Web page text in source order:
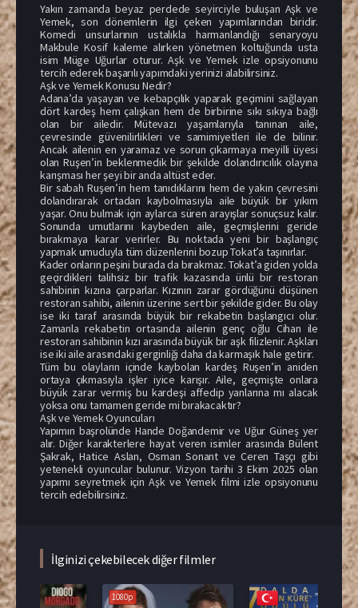
Yakın zamanda beyaz perdede seyirciyle buluşan Aşk ve
Yemek, son dönemlerin ilgi çeken yapımlarından biridir.
Komedi unsurlarının ustalıkla harmanlandığı senaryoyu
Makbule Kosif kaleme alırken yönetmen koltuğunda usta
isim Müge Uğurlar oturur. Aşk ve Yemek izle opsiyonunu
tercih ederek başarılı yapımdaki yerinizi alabilirsiniz.
Aşk ve Yemek Konusu Nedir?
Adana’da yaşayan ve kebapçılık yaparak geçimini sağlayan
dört kardeş hem çalışkan hem de birbirine sıkı sıkıya bağlı
olan bir ailedir. Mütevazı yaşamlarıyla tanınan aile,
çevresinde güvenilirlikleri ve samimiyetleri ile de bilinir.
Ancak ailenin en yaramaz ve sorun çıkarmaya meyilli üyesi
olan Ruşen’in beklenmedik bir şekilde dolandırıcılık olayına
karışması her şeyi bir anda altüst eder.
Bir sabah Ruşen’in hem tanıdıklarını hem de yakın çevresini
dolandırarak ortadan kaybolmasıyla aile büyük bir yıkım
yaşar. Onu bulmak için aylarca süren arayışlar sonuçsuz kalır.
Sonunda umutlarını kaybeden aile, geçmişlerini geride
bırakmaya karar verirler. Bu noktada yeni bir başlangıç
yapmak umuduyla tüm düzenlerini bozup Tokat’a taşınırlar.
Kader onların peşini burada da bırakmaz. Tokat’a giden yolda
geçirdikleri talihsiz bir trafik kazasında ünlü bir restoran
sahibinin kızına çarparlar. Kızının zarar gördüğünü düşünen
restoran sahibi, ailenin üzerine sert bir şekilde gider. Bu olay
ise iki taraf arasında büyük bir rekabetin başlangıcı olur.
Zamanla rekabetin ortasında ailenin genç oğlu Cihan ile
restoran sahibinin kızı arasında büyük bir aşk filizlenir. Aşkları
ise iki aile arasındaki gerginliği daha da karmaşık hale getirir.
Tüm bu olayların içinde kaybolan kardeş Ruşen’in aniden
ortaya çıkmasıyla işler iyice karışır. Aile, geçmişte onlara
büyük zarar vermiş bu kardeşi affedip yanlarına mı alacak
yoksa onu tamamen geride mi bırakacaktır?
Aşk ve Yemek Oyuncuları
Yapımın başrolünde Hande Doğandemir ve Uğur Güneş yer
alır. Diğer karakterlere hayat veren isimler arasında Bülent
Şakrak, Hatice Aslan, Osman Sonant ve Ceren Taşçı gibi
yetenekli oyuncular bulunur. Vizyon tarihi 3 Ekim 2025 olan
yapımı seyretmek için Aşk ve Yemek filmi izle opsiyonunu
tercih edebilirsiniz.
İlginizi çekebilecek diğer filmler
1080p